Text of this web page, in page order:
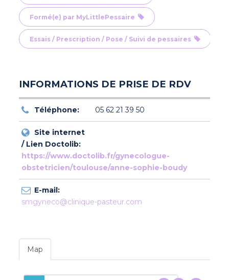
Formé(e) par MyLittlePessaire
Essais / Prescription / Pose / Suivi de pessaires
INFORMATIONS DE PRISE DE RDV
Téléphone: 05 62 21 39 50
Site internet
/ Lien Doctolib:
https://www.doctolib.fr/gynecologue-
obstetricien/toulouse/anne-sophie-boudy
E-mail:
smgyneco@clinique-pasteur.com
Map